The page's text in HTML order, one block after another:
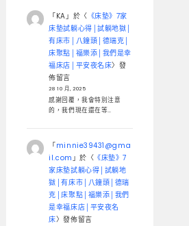
「KA 」於〈 《床墊》7家
床墊試躺心得│試躺地獄│
有床市│八鐘頭│德瑞克│
床聚點│福樂添│我們是幸
福床店│平安夜名床〉發
佈留言
28 10 月, 2025
感謝回覆，我會特別注意
的，我們現在還在等…
「minnie39431@gma
il.com」於〈 《床墊》7
家床墊試躺心得│試躺地
獄│有床市│八鐘頭│德瑞
克│床聚點│福樂添│我們
是幸福床店│平安夜名
床〉發佈留言